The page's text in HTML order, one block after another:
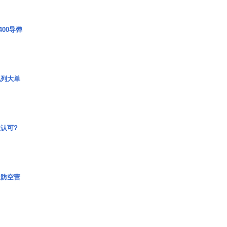
导弹
大单
可?
空营